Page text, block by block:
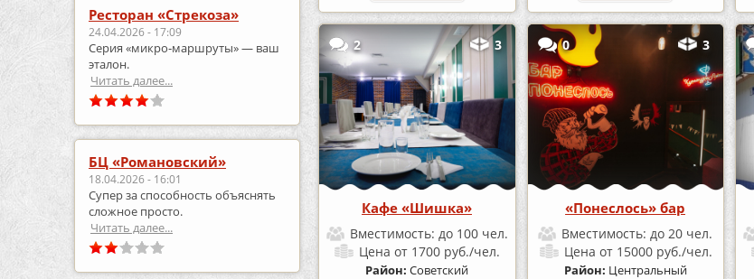
Ресторан «Стрекоза»
24.04.2026 - 17:09
Серия «микро‑маршруты» — ваш
эталон.
Читать далее...
БЦ «Романовский»
18.04.2026 - 16:01
Супер за способность объяснять
сложное просто.
Читать далее...
2 3
Кафе «Шишка»
Вместимость: до 100 чел.
Ценаот 1700 руб./чел.
Район:Советский
0 3
«Понеслось» бар
Вместимость: до 20 чел.
Цена от 15000 руб./чел.
Район: Центральный